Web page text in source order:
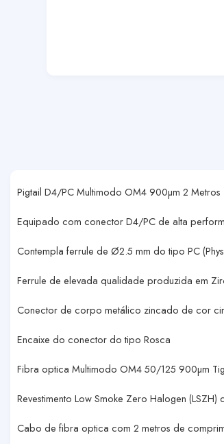
Pigtail D4/PC Multimodo OM4 900µm 2 Metros
Equipado com conector D4/PC de alta
Contempla ferrule de Ø2.5 mm do tipo PC
Ferrule de elevada qualidade produzida em
Conector de corpo metálico zincado de cor
Encaixe do conector do tipo Rosca
Fibra optica Multimodo OM4 50/125 900µm
Revestimento Low Smoke Zero Halogen (LSZH)
Cabo de fibra optica com 2 metros de